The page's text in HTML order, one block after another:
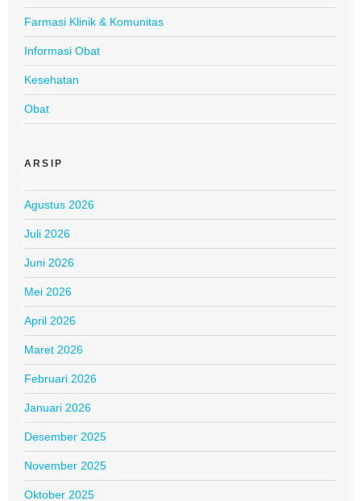
Farmasi Klinik & Komunitas
Informasi Obat
Kesehatan
Obat
ARSIP
Agustus 2026
Juli 2026
Juni 2026
Mei 2026
April 2026
Maret 2026
Februari 2026
Januari 2026
Desember 2025
November 2025
Oktober 2025